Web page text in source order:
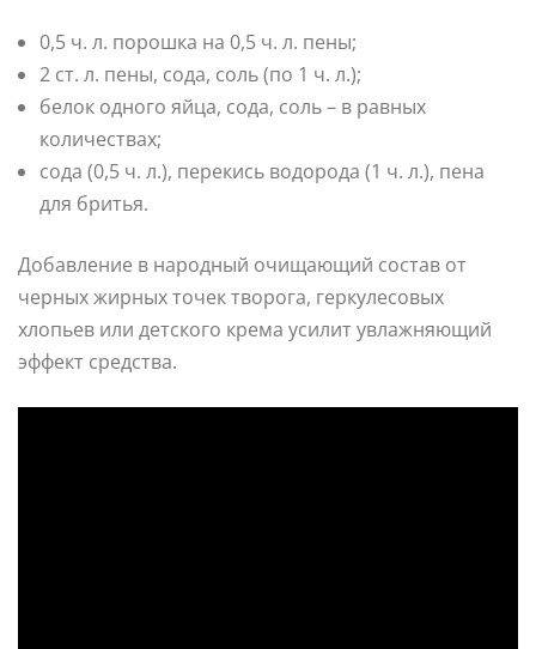
0,5 ч. л. порошка на 0,5 ч. л. пены;
2 ст. л. пены, сода, соль (по 1 ч. л.);
белок одного яйца, сода, соль – в равных
количествах;
сода (0,5 ч. л.), перекись водорода (1 ч. л.), пена
для бритья.
Добавление в народный очищающий состав от
черных жирных точек творога, геркулесовых
хлопьев или детского крема усилит увлажняющий
эффект средства.